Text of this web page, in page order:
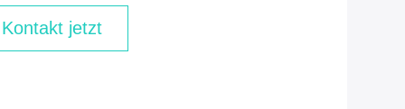
Kontakt jetzt